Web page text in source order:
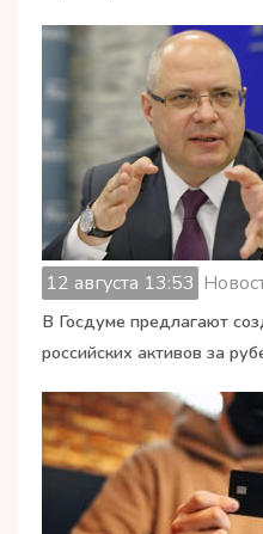
12 августа 13:53
В Госдуме предлагают
российских активов за